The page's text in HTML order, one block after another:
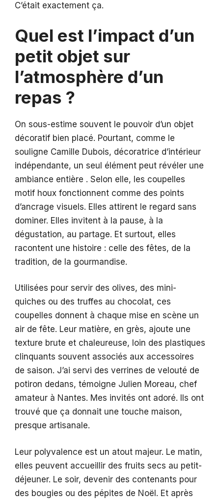
C’était exactement ça.
Quel est l’impact d’un
petit objet sur
l’atmosphère d’un
repas ?
On sous-estime souvent le pouvoir d’un objet
décoratif bien placé. Pourtant, comme le
souligne Camille Dubois, décoratrice d’intérieur
indépendante, un seul élément peut révéler une
ambiance entière . Selon elle, les coupelles
motif houx fonctionnent comme des points
d’ancrage visuels. Elles attirent le regard sans
dominer. Elles invitent à la pause, à la
dégustation, au partage. Et surtout, elles
racontent une histoire : celle des fêtes, de la
tradition, de la gourmandise.
Utilisées pour servir des olives, des mini-
quiches ou des truffes au chocolat, ces
coupelles donnent à chaque mise en scène un
air de fête. Leur matière, en grès, ajoute une
texture brute et chaleureuse, loin des plastiques
clinquants souvent associés aux accessoires
de saison. J’ai servi des verrines de velouté de
potiron dedans, témoigne Julien Moreau, chef
amateur à Nantes. Mes invités ont adoré. Ils ont
trouvé que ça donnait une touche maison,
presque artisanale.
Leur polyvalence est un atout majeur. Le matin,
elles peuvent accueillir des fruits secs au petit-
déjeuner. Le soir, devenir des contenants pour
des bougies ou des pépites de Noël. Et après